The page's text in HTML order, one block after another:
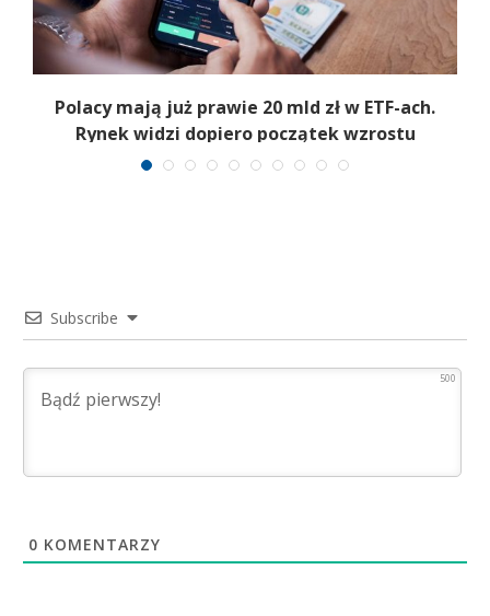
Polacy mają już prawie 20 mld zł w ETF-ach.
Rynek widzi dopiero początek wzrostu
Subscribe
500
0 KOMENTARZY